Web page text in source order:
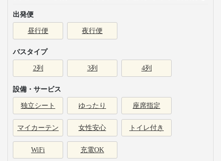
出発便
昼行便 夜行便
バスタイプ
2列 3列 4列
設備・サービス
独立シート ゆったり 座席指定
マイカーテン 女性安心 トイレ付き
WiFi 充電OK